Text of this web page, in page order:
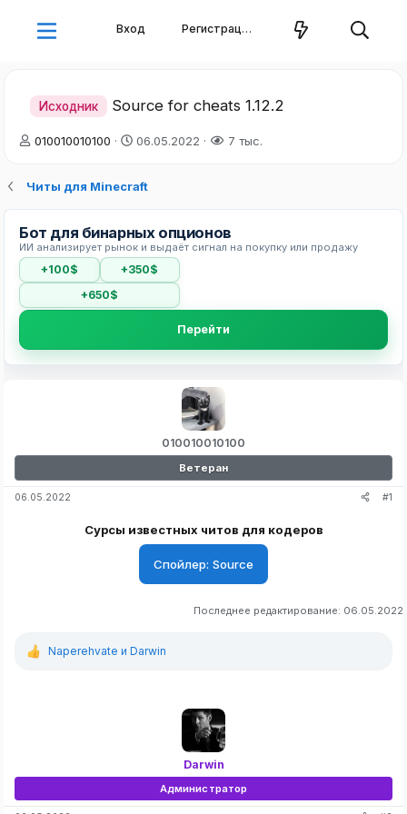
Вход Регистрация
Исходник Source for cheats 1.12.2
А
о
е
м
ы
010010010100
Д
а
ч
а
л
а
06.05.2022 7 тыс.
Читы для Minecraft
Бот для бинарных опционов
ИИ анализирует рынок и выдаёт сигнал на покупку или продажу
+100$
+350$
+650$
Перейти
010010010100
Ветеран
06.05.2022 #1
Сурсы известных читов для кодеров
Спойлер: Source
Последнее редактирование: 06.05.2022
Р
Naperehvate и Darwin
Darwin
Администратор